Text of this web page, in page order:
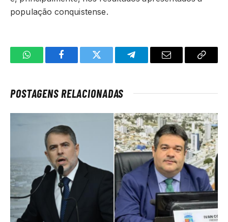
população conquistense.
WhatsAppFacebookTwitter TelegramaE-
Copiar
POSTAGENS RELACIONADAS